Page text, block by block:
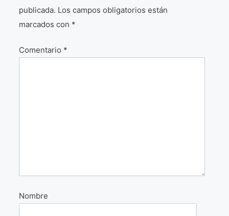
L’art Latino-américain à Paris 2019
publicada. Los campos obligatorios están
marcados con *
Comentario *
Nombre